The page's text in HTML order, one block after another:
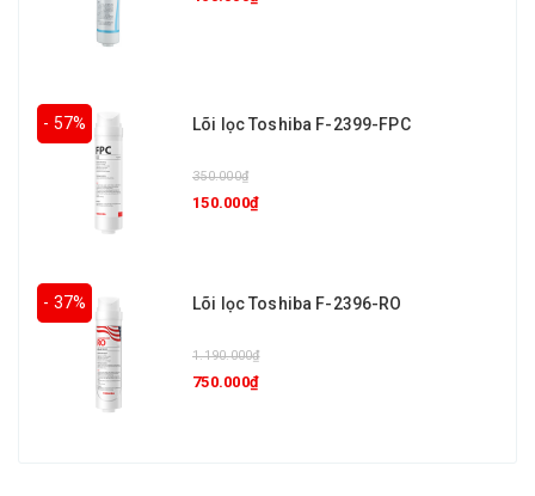
- 57% Lõi lọc Toshiba F-2399-FPC
350.000₫
150.000₫
- 37% Lõi lọc Toshiba F-2396-RO
1.190.000₫
750.000₫